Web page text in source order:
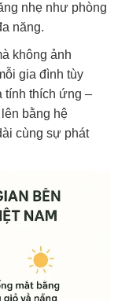
nhẹ như phòng
năng.
không ảnh
gia đình tùy
tính thích ứng –
bằng hệ
cùng sự phát